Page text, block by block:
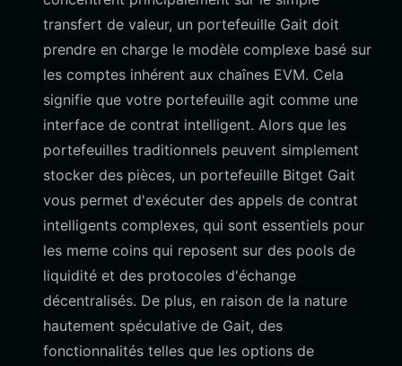
transfert de valeur, un portefeuille Gait doit
prendre en charge le modèle complexe basé sur
les comptes inhérent aux chaînes EVM. Cela
signifie que votre portefeuille agit comme une
interface de contrat intelligent. Alors que les
portefeuilles traditionnels peuvent simplement
stocker des pièces, un portefeuille Bitget Gait
vous permet d'exécuter des appels de contrat
intelligents complexes, qui sont essentiels pour
les meme coins qui reposent sur des pools de
liquidité et des protocoles d'échange
décentralisés. De plus, en raison de la nature
hautement spéculative de Gait, des
fonctionnalités telles que les options de